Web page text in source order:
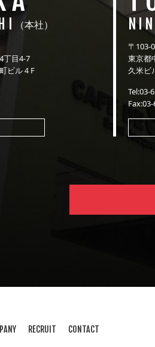
（本社）
丁目4-7
ビル４F
〒103-
東京都
久米ビ
Tel:03-
RECRUIT
CONTACT